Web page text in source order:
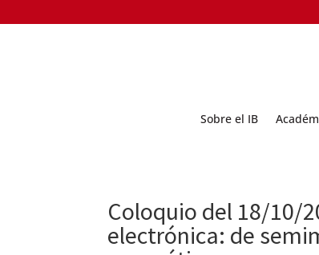
Sobre el IB
Coloquio del 18/10/
electrónica: de